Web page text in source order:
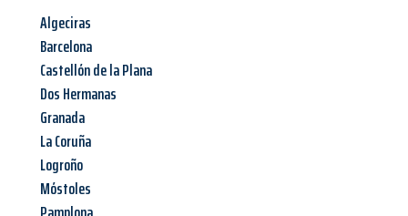
Algeciras
Barcelona
Castellón de la Plana
Dos Hermanas
Granada
La Coruña
Logroño
Móstoles